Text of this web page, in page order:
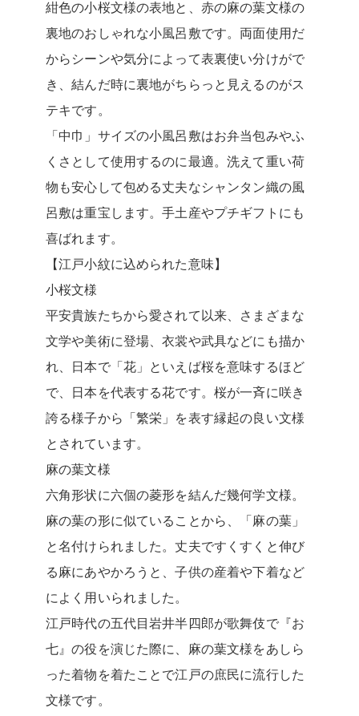
紺色の小桜文様の表地と、赤の麻の葉文様の
裏地のおしゃれな小風呂敷です。両面使用だ
からシーンや気分によって表裏使い分けがで
き、結んだ時に裏地がちらっと見えるのがス
テキです。
「中巾」サイズの小風呂敷はお弁当包みやふ
くさとして使用するのに最適。洗えて重い荷
物も安心して包める丈夫なシャンタン織の風
呂敷は重宝します。手土産やプチギフトにも
喜ばれます。
【江戸小紋に込められた意味】
小桜文様
平安貴族たちから愛されて以来、さまざまな
文学や美術に登場、衣裳や武具などにも描か
れ、日本で「花」といえば桜を意味するほど
で、日本を代表する花です。桜が一斉に咲き
誇る様子から「繁栄」を表す縁起の良い文様
とされています。
麻の葉文様
六角形状に六個の菱形を結んだ幾何学文様。
麻の葉の形に似ていることから、「麻の葉」
と名付けられました。丈夫ですくすくと伸び
る麻にあやかろうと、子供の産着や下着など
によく用いられました。
江戸時代の五代目岩井半四郎が歌舞伎で『お
七』の役を演じた際に、麻の葉文様をあしら
った着物を着たことで江戸の庶民に流行した
文様です。​